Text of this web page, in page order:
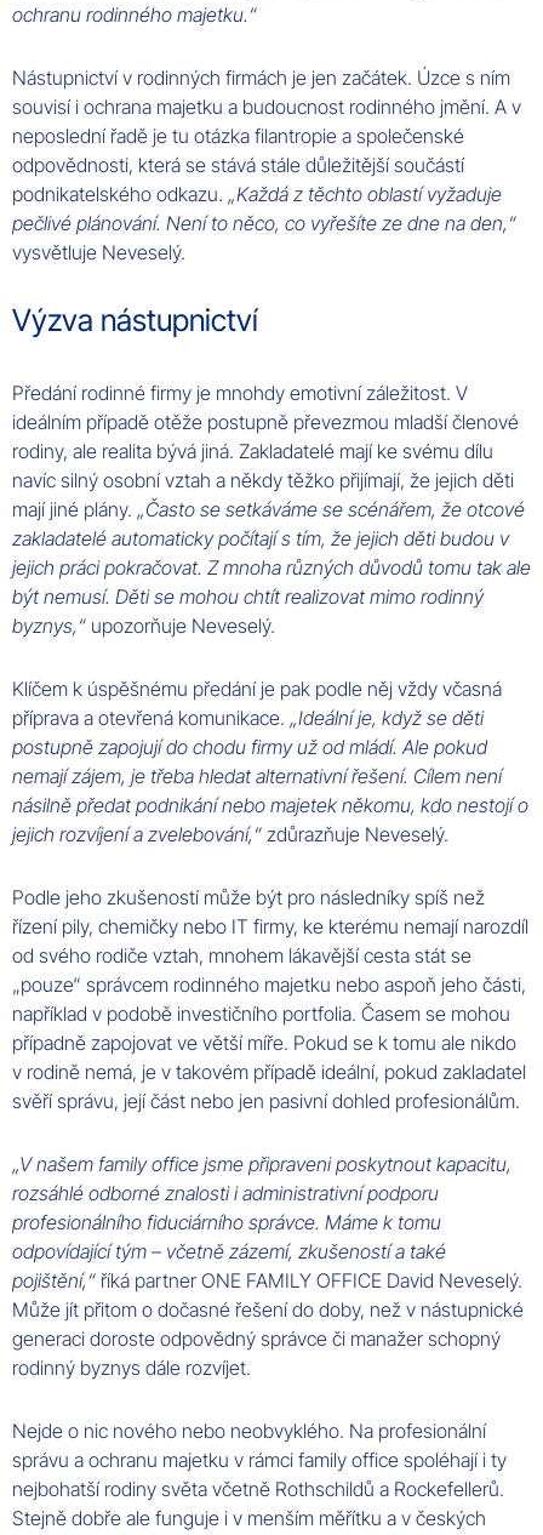
ochranu rodinného majetku.“
Nástupnictví v rodinných firmách je jen začátek. Úzce s ním
souvisí i ochrana majetku a budoucnost rodinného jmění. A v
neposlední řadě je tu otázka filantropie a společenské
odpovědnosti, která se stává stále důležitější součástí
podnikatelského odkazu. „Každá z těchto oblastí vyžaduje
pečlivé plánování. Není to něco, co vyřešíte ze dne na den,“
vysvětluje Neveselý.
Výzva nástupnictví
Předání rodinné firmy je mnohdy emotivní záležitost. V
ideálním případě otěže postupně převezmou mladší členové
rodiny, ale realita bývá jiná. Zakladatelé mají ke svému dílu
navíc silný osobní vztah a někdy těžko přijímají, že jejich děti
mají jiné plány. „Často se setkáváme se scénářem, že otcové
zakladatelé automaticky počítají s tím, že jejich děti budou v
jejich práci pokračovat. Z mnoha různých důvodů tomu tak ale
být nemusí. Děti se mohou chtít realizovat mimo rodinný
byznys,“ upozorňuje Neveselý.
Klíčem k úspěšnému předání je pak podle něj vždy včasná
příprava a otevřená komunikace. „Ideální je, když se děti
postupně zapojují do chodu firmy už od mládí. Ale pokud
nemají zájem, je třeba hledat alternativní řešení. Cílem není
násilně předat podnikání nebo majetek někomu, kdo nestojí o
jejich rozvíjení a zvelebování,“ zdůrazňuje Neveselý.
Podle jeho zkušeností může být pro následníky spíš než
řízení pily, chemičky nebo IT firmy, ke kterému nemají narozdíl
od svého rodiče vztah, mnohem lákavější cesta stát se
„pouze“ správcem rodinného majetku nebo aspoň jeho části,
například v podobě investičního portfolia. Časem se mohou
případně zapojovat ve větší míře. Pokud se k tomu ale nikdo
v rodině nemá, je v takovém případě ideální, pokud zakladatel
svěří správu, její část nebo jen pasivní dohled profesionálům.
„V našem family office jsme připraveni poskytnout kapacitu,
rozsáhlé odborné znalosti i administrativní podporu
profesionálního fiduciárního správce. Máme k tomu
odpovídající tým – včetně zázemí, zkušeností a také
pojištění,“ říká partner ONE FAMILY OFFICE David Neveselý.
Může jít přitom o dočasné řešení do doby, než v nástupnické
generaci doroste odpovědný správce či manažer schopný
rodinný byznys dále rozvíjet.
Nejde o nic nového nebo neobvyklého. Na profesionální
správu a ochranu majetku v rámci family office spoléhají i ty
nejbohatší rodiny světa včetně Rothschildů a Rockefellerů.
Stejně dobře ale funguje i v menším měřítku a v českých